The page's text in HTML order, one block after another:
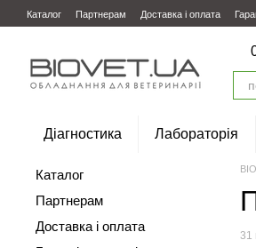
Перейти до основного контенту
Каталог Партнерам Доставка і оплата
Діагностика Лабораторія
31
Каталог
Партнерам
Доставка і оплата